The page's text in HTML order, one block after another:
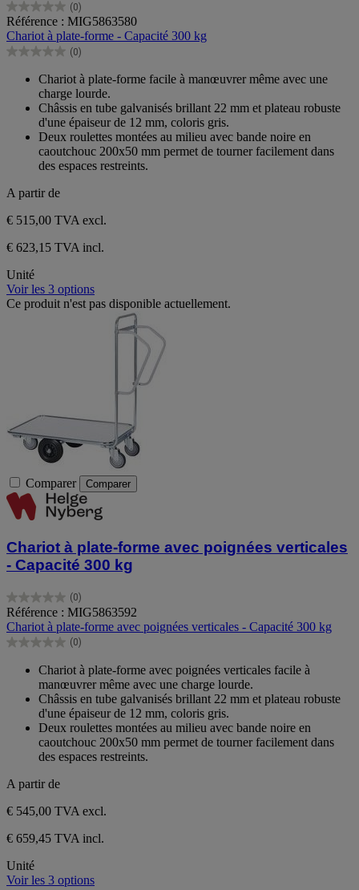
(0)
0.0
sur
5
étoiles.
Référence : MIG5863580
Chariot à plate-forme - Capacité 300 kg
(0)
0.0
étoiles.
Chariot à plate-forme facile à manœuvrer même avec une
charge lourde.
Châssis en tube galvanisés brillant 22 mm et plateau robuste
d'une épaiseur de 12 mm, coloris gris.
Deux roulettes montées au milieu avec bande noire en
caoutchouc 200x50 mm permet de tourner facilement dans
des espaces restreints.
A partir de
€ 515,00 TVA excl.
€ 623,15 TVA incl.
Unité
Voir les 3 options
Ce produit n'est pas disponible actuellement.
Comparer Comparer
Chariot à plate-forme avec poignées verticales
- Capacité 300 kg
(0)
0.0
sur
5
étoiles.
Référence : MIG5863592
Chariot à plate-forme avec poignées verticales - Capacité 300 kg
(0)
0.0
étoiles.
Chariot à plate-forme avec poignées verticales facile à
manœuvrer même avec une charge lourde.
Châssis en tube galvanisés brillant 22 mm et plateau robuste
d'une épaiseur de 12 mm, coloris gris.
Deux roulettes montées au milieu avec bande noire en
caoutchouc 200x50 mm permet de tourner facilement dans
des espaces restreints.
A partir de
€ 545,00 TVA excl.
€ 659,45 TVA incl.
Unité
Voir les 3 options